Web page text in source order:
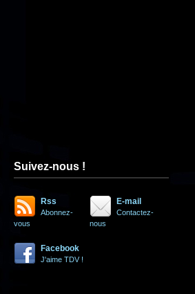
Suivez-nous !
Rss
Abonnez-
vous
E-mail
Contactez-
nous
Facebook
J'aime TDV !